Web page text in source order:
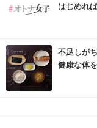
はじめれ
不足しが
健康な体